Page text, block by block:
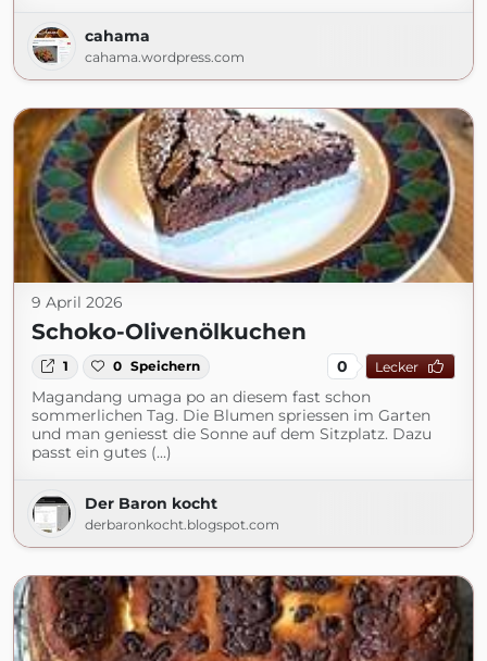
cahama
cahama.wordpress.com
9 April 2026
Schoko-Olivenölkuchen
1 0 Speichern 0 Lecker
Magandang umaga po an diesem fast schon
sommerlichen Tag. Die Blumen spriessen im Garten
und man geniesst die Sonne auf dem Sitzplatz. Dazu
passt ein gutes (...)
Der Baron kocht
derbaronkocht.blogspot.com